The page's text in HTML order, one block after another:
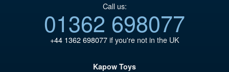
Call us:
01362 698077
+44 1362 698077if you're not in the UK
Kapow Toys